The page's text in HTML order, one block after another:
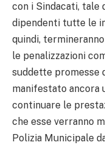
con i Sindacati, tale
dipendenti tutte le
quindi,
le penalizzazioni
suddette promesse
manifestato ancora
continuare le
che esse verranno
Polizia Municipale